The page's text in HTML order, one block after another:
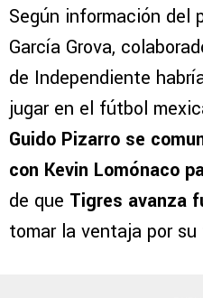
Guido Pizarro
para convencerlo
Según información del
García Grova,
de Independiente
jugar en el fútbol
Guido Pizarro se